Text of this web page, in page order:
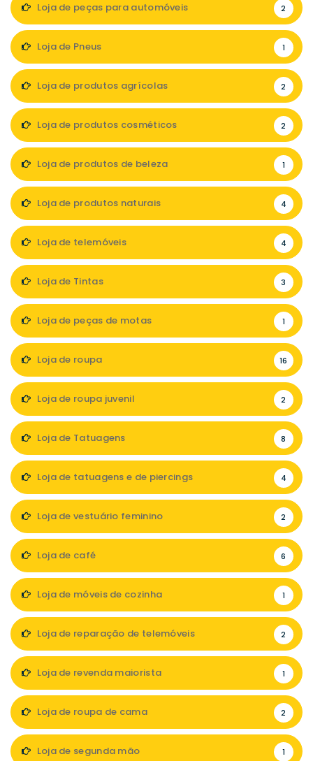
Loja de peças para automóveis 2
Loja de Pneus 1
Loja de produtos agrícolas 2
Loja de produtos cosméticos 2
Loja de produtos de beleza 1
Loja de produtos naturais 4
Loja de telemóveis 4
Loja de Tintas 3
Loja de peças de motas 1
Loja de roupa 16
Loja de roupa juvenil 2
Loja de Tatuagens 8
Loja de tatuagens e de piercings 4
Loja de vestuário feminino 2
Loja de café 6
Loja de móveis de cozinha 1
Loja de reparação de telemóveis 2
Loja de revenda maiorista 1
Loja de roupa de cama 2
Loja de segunda mão 1